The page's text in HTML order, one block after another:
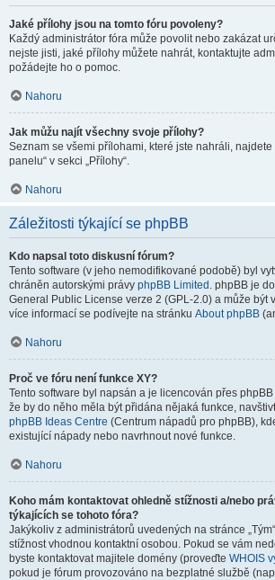
Jaké přílohy jsou na tomto fóru povoleny?
Každý administrátor fóra může povolit nebo zakázat
nejste jisti, jaké přílohy můžete nahrát, kontaktujte
požádejte ho o pomoc.
Nahoru
Jak můžu najít všechny svoje přílohy?
Seznam se všemi přílohami, které jste nahráli, najdete
panelu“ v sekci „Přílohy“.
Nahoru
Záležitosti týkající se phpBB
Kdo napsal toto diskusní fórum?
Tento software (v jeho nemodifikované podobě) byl
chráněn autorskými právy phpBB Limited . phpBB je
General Public License verze 2 (GPL-2.0) a může být
více informací se podívejte na stránku About phpBB
Nahoru
Proč ve fóru není funkce XY?
Tento software byl napsán a je licencován přes
že by do něho měla být přidána nějaká funkce,
phpBB Ideas Centre (Centrum nápadů pro phpBB),
existující nápady nebo navrhnout nové funkce.
Nahoru
Koho mám kontaktovat ohledně stížnosti a/nebo
týkajících se tohoto fóra?
Jakýkoliv z administrátorů uvedených na stránce
stížnost vhodnou kontaktní osobou. Pokud se vám
byste kontaktovat majitele domény (proveďte WHOIS
pokud je fórum provozováno na bezplatné službě